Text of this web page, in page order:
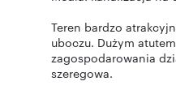
Teren bardzo
uboczu. Dużym
zagospodarowania